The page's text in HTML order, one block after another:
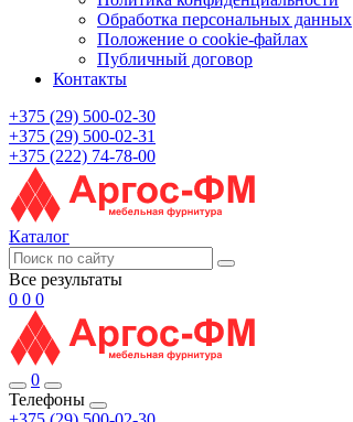
Обработка персональных данных
Положение о cookie-файлах
Публичный договор
Контакты
+375 (29) 500-02-30
+375 (29) 500-02-31
+375 (222) 74-78-00
Каталог
Все результаты
0 0 0
0
Телефоны